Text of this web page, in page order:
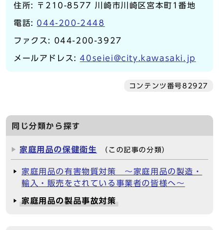
住所: 〒210-8577 川崎市川崎区宮本町1番地
電話: 044-200-2448
ファクス: 044-200-3927
メールアドレス:40seiei@city.kawasaki.jp
コンテンツ番号82927
同じ分類から探す
家庭用品の保健衛生 （この記事の分類）
家庭用品の有害物質対策 ～家庭用品の製造・
輸入・販売をされている事業者の皆様へ～
家庭用品の製品事故対策